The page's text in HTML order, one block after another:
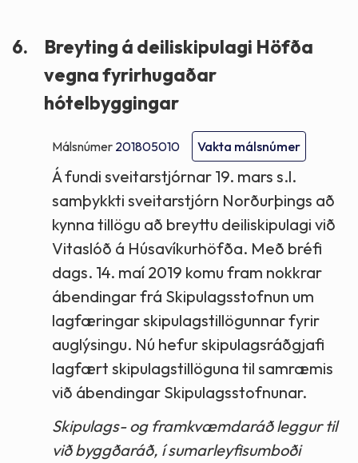
6.
Breyting á deiliskipulagi Höfða
vegna fyrirhugaðar
hótelbyggingar
Málsnúmer 201805010 Vakta málsnúmer
Á fundi sveitarstjórnar 19. mars s.l.
samþykkti sveitarstjórn Norðurþings að
kynna tillögu að breyttu deiliskipulagi við
Vitaslóð á Húsavíkurhöfða. Með bréfi
dags. 14. maí 2019 komu fram nokkrar
ábendingar frá Skipulagsstofnun um
lagfæringar skipulagstillögunnar fyrir
auglýsingu. Nú hefur skipulagsráðgjafi
lagfært skipulagstillöguna til samræmis
við ábendingar Skipulagsstofnunar.
Skipulags- og framkvæmdaráð leggur til
við byggðaráð, í sumarleyfisumboði